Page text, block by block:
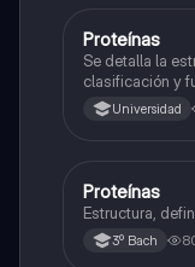
Química
Proteínas
Se detalla la
clasificación y
Universidad
Química
Proteínas
Estructura,
3º Bach